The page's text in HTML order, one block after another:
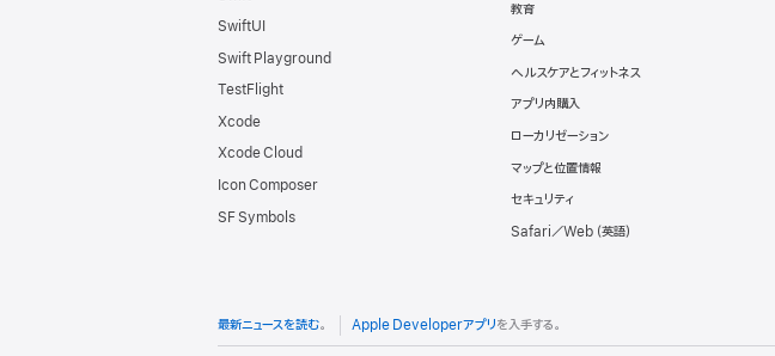
フ
ッ
タ
SwiftUI
Swift Playground
TestFlight
Xcode
Xcode Cloud
Icon Composer
SF Symbols
教育
ゲーム
ヘルスケアとフィットネス
アプリ内購入
ローカリゼーション
マップと位置情報
セキュリティ
Safari／Web
最新ニュースを読む。 Apple Developerアプリを入手する。